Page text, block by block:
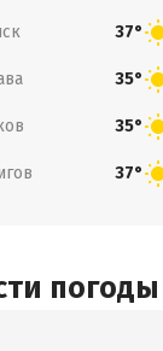
37°
35°
35°
37°